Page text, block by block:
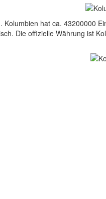
hat ca. 43200000
Die offizielle Währung ist